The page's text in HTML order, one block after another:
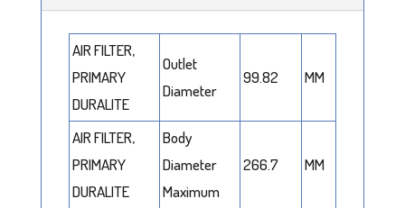
AIR FILTER,
PRIMARY
DURALITE
Outlet
Diameter
99.82 MM
AIR FILTER,
PRIMARY
DURALITE
Body
Diameter
Maximum
266.7 MM